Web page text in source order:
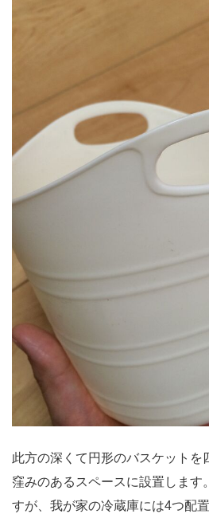
此方の深くて円形のバスケットを
窪みのあるスペースに設置します
すが、我が家の冷蔵庫には4つ配